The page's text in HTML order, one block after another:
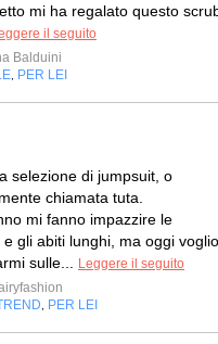
mi ha regalato questo
il seguito
Balduini
, PER LEI
selezione di jumpsuit, o
chiamata tuta.
mi fanno impazzire le
e gli abiti lunghi, ma oggi voglio
sulle... Leggere il seguito
, PER LEI